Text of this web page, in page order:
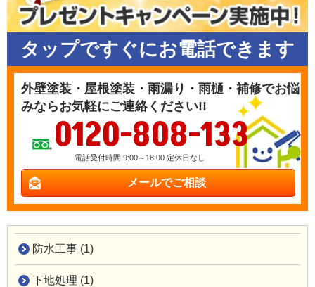
タップですぐにお電話できます
外壁塗装・屋根塗装・雨漏り・雨樋・補修でお悩
みならお気軽にご連絡ください!!
0120-808-133
電話受付時間 9:00～18:00 定休日なし
メールでご相談
防水工事 (1)
下地処理 (1)